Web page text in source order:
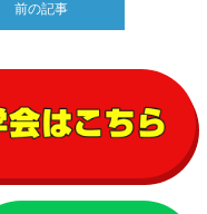
前の記事